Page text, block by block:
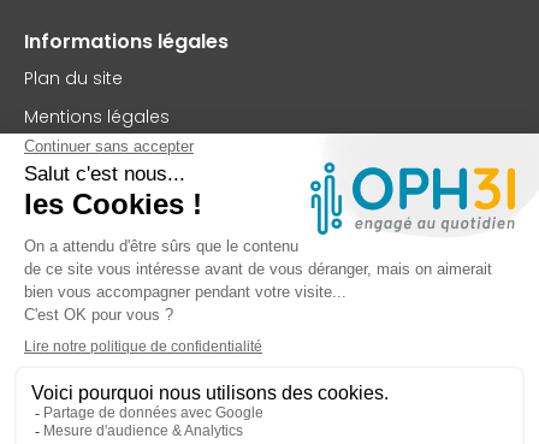
Informations légales
Plan du site
Mentions légales
Politique de confidentialité
Accessibilité : partiellement conforme
Nous contacter
OPH31
75 rue Saint-Jean
BP 63102
TEL : 05 62 73 56 00
FAX : 05 61 99 32 99